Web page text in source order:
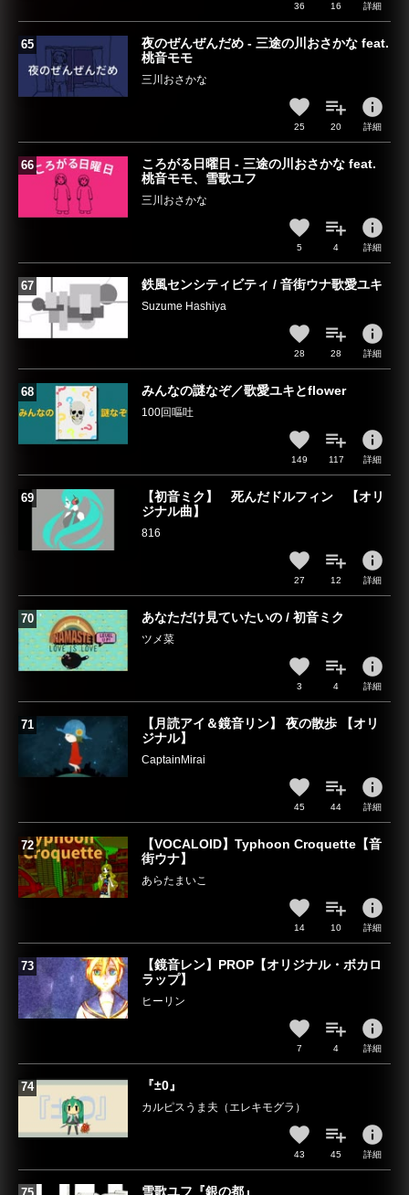
36 16 詳細
夜のぜんぜんだめ - 三途の川おさかな feat.
桃音モモ
三川おさかな
25 20
info
詳細
ころがる日曜日 - 三途の川おさかな feat.
桃音モモ、雪歌ユフ
三川おさかな
5 4
info
詳細
鉄風センシティビティ / 音街ウナ歌愛ユキ
Suzume Hashiya
28 28
info
詳細
みんなの謎なぞ／歌愛ユキとflower
100回嘔吐
149 117
info
詳細
【初音ミク】 死んだドルフィン 【オリ
ジナル曲】
816
27 12
info
詳細
あなただけ見ていたいの / 初音ミク
ツメ菜
3 4
info
詳細
【月読アイ＆鏡音リン】 夜の散歩 【オリ
ジナル】
CaptainMirai
45 44
info
詳細
【VOCALOID】Typhoon Croquette【音
街ウナ】
あらたまいこ
14 10
info
詳細
【鏡音レン】PROP【オリジナル・ボカロ
ラップ】
ヒーリン
7 4
info
詳細
『±0』
カルピスうま夫（エレキモグラ）
43 45
info
詳細
雪歌ユフ『銀の都』